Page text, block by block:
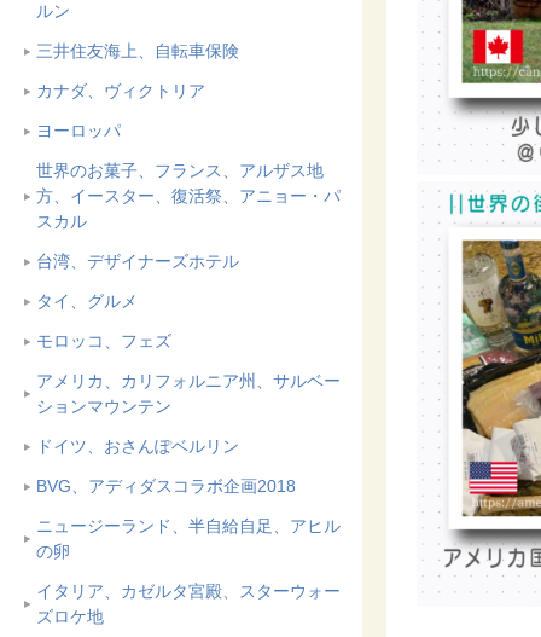
ルン
三井住友海上、自転車保険
カナダ、ヴィクトリア
ヨーロッパ
世界のお菓子、フランス、アルザス地
方、イースター、復活祭、アニョー・パ
スカル
台湾、デザイナーズホテル
タイ、グルメ
モロッコ、フェズ
アメリカ、カリフォルニア州、サルベー
ションマウンテン
ドイツ、おさんぽベルリン
BVG、アディダスコラボ企画2018
ニュージーランド、半自給自足、アヒル
の卵
イタリア、カゼルタ宮殿、スターウォー
ズロケ地